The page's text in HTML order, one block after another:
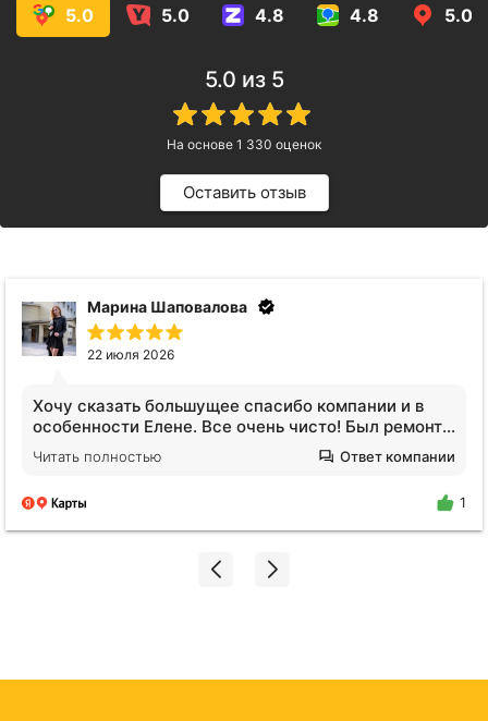
5.0 5.0 4.8 4.8 5.0
5.0 из 5
На основе 1 330 оценок
Оставить отзыв
Анна Видинеева
17 июля 2026
Обратилась за услугами клининга. Квартира после
сложных жильцов, вся кухня в жире, ощещение
будто никто не убирался годами. Отмыли все!
Плитка на полу оказалась не черной, я нигде не
легче стало. Спасибо огромное Екатерине!!!
Читать полностью Ответ компании
1